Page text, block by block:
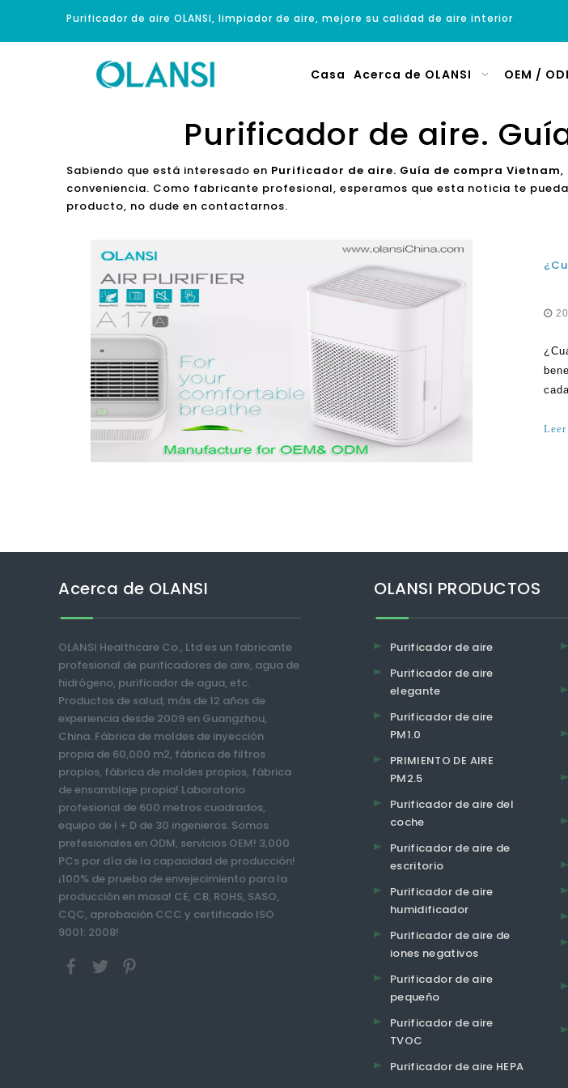
Purificador de aire OLANSI, limpiador de aire, mejore su calidad de aire interior
Casa Acerca de OLANSI OEM /
Purificador de aire.
Sabiendo que está interesado en Purificador de aire. Guía de compra Vietnam,
conveniencia. Como fabricante profesional, esperamos que esta noticia te
producto, no dude en contactarnos.
aire
Acerca de OLANSI
OLANSI Healthcare Co., Ltd es un fabricante
profesional de purificadores de aire, agua de
hidrógeno, purificador de agua, etc.
Productos de salud, más de 12 años de
experiencia desde 2009 en Guangzhou,
China. Fábrica de moldes de inyección
propia de 60,000 m2, fábrica de filtros
propios, fábrica de moldes propios, fábrica
de ensamblaje propia! Laboratorio
profesional de 600 metros cuadrados,
equipo de I + D de 30 ingenieros. Somos
prefesionales en ODM, servicios OEM! 3,000
PCs por día de la capacidad de producción!
¡100% de prueba de envejecimiento para la
producción en masa! CE, CB, ROHS, SASO,
CQC, aprobación CCC y certificado ISO
9001: 2008!
OLANSI PRODUCTOS
Purificador de aire
Purificador de aire
elegante
Purificador de aire
PM1.0
PRIMIENTO DE AIRE
PM2.5
Purificador de aire del
coche
Purificador de aire de
escritorio
Purificador de aire
humidificador
Purificador de aire de
iones negativos
Purificador de aire
pequeño
Purificador de aire
TVOC
Purificador de aire HEPA